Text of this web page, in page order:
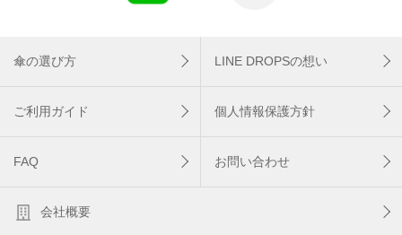
傘の選び方 LINE DROPSの想い
ご利用ガイド 個人情報保護方針
FAQ お問い合わせ
会社概要